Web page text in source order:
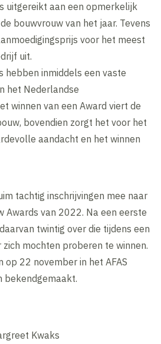
uitgereikt aan een opmerkelijk
bouwvrouw van het jaar. Tevens
voor het meest
uit.
hebben inmiddels een vaste
het Nederlandse
winnen van een Award viert de
bovendien zorgt het voor het
aandacht en het winnen
tachtig inschrijvingen mee naar
Awards van 2022. Na een eerste
twintig over die tijdens een
zich mochten proberen te winnen.
op 22 november in het AFAS
bekendgemaakt.
Kwaks